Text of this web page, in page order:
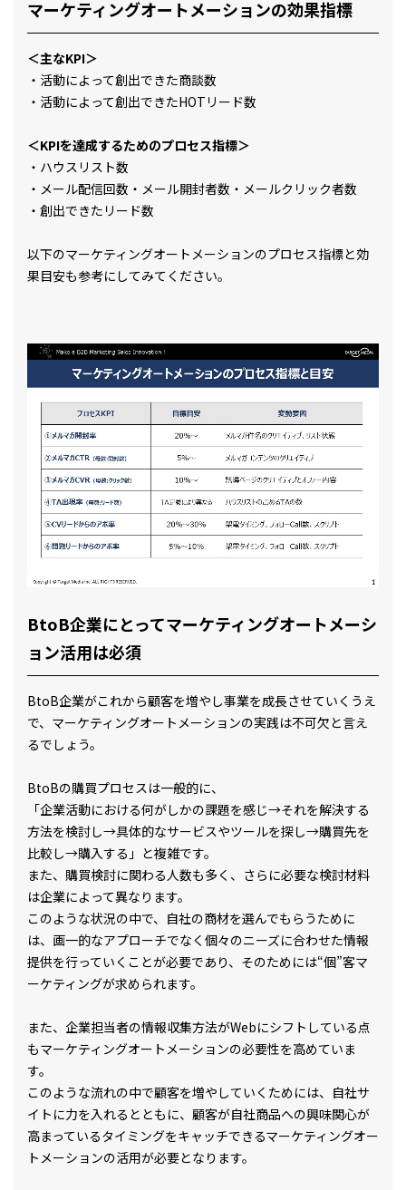
マーケティングオートメーションの効果指標
＜主なKPI＞
・活動によって創出できた商談数
・活動によって創出できたHOTリード数
＜KPIを達成するためのプロセス指標＞
・ハウスリスト数
・メール配信回数・メール開封者数・メールクリック者数
・創出できたリード数
以下のマーケティングオートメーションのプロセス指標と効
果目安も参考にしてみてください。
BtoB企業にとってマーケティングオートメーシ
ョン活用は必須
BtoB企業がこれから顧客を増やし事業を成長させていくうえ
で、マーケティングオートメーションの実践は不可欠と言え
るでしょう。
BtoBの購買プロセスは一般的に、
「企業活動における何がしかの課題を感じ→それを解決する
方法を検討し→具体的なサービスやツールを探し→購買先を
比較し→購入する」と複雑です。
また、購買検討に関わる人数も多く、さらに必要な検討材料
は企業によって異なります。
このような状況の中で、自社の商材を選んでもらうために
は、画一的なアプローチでなく個々のニーズに合わせた情報
提供を行っていくことが必要であり、そのためには“個”客マ
ーケティングが求められます。
また、企業担当者の情報収集方法がWebにシフトしている点
もマーケティングオートメーションの必要性を高めていま
す。
このような流れの中で顧客を増やしていくためには、自社サ
イトに力を入れるとともに、顧客が自社商品への興味関心が
高まっているタイミングをキャッチできるマーケティングオー
トメーションの活用が必要となります。